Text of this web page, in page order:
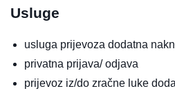
Usluge
usluga prijevoza dodatna
privatna prijava/ odjava
prijevoz iz/do zračne luke